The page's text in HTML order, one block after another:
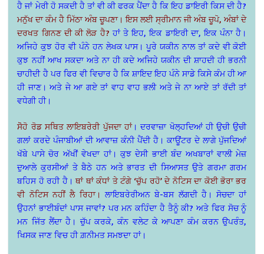
ਹੈ ਜਾਂ ਮੇਰੀ ਹੋ ਸਕਦੀ ਹੈ ਤਾਂ ਵੀ ਕੀ ਫਰਕ ਪੈਂਦਾ ਹੈ ਕਿ ਇਹ ਡਾਇਰੀ ਕਿਸ ਦੀ ਹੈ?
ਮਨੁੱਖ ਦਾ ਕੰਮ ਹੈ ਮਿੱਠਾ ਅੰਬ ਚੂਪਣਾ। ਇਸ ਲਈ ਸ੍ਰੀਮਾਨ ਜੀ ਅੰਬ ਚੂਪੋ, ਅੰਬਾਂ ਦੇ
ਦਰਖਤ ਗਿਨਣ ਦੀ ਕੀ ਲੋੜ ਹੈ? ਹਾਂ ਤੇ ਇਹ, ਇਕ ਡਾਇਰੀ ਦਾ, ਇਕ ਪੰਨਾ ਹੈ।
ਅਜਿਹੇ ਕੁਝ ਹੋਰ ਵੀ ਪੰਨੇ ਹਨ ਲੇਖਕ ਪਾਸ। ਪੂਰੇ ਯਕੀਨ ਨਾਲ ਤਾਂ ਕਦੇ ਵੀ ਕੋਈ
ਕੁਝ ਨਹੀਂ ਆਖ ਸਕਦਾ ਅਤੇ ਨਾ ਹੀ ਕਦੇ ਅਜਿਹੇ ਯਕੀਨ ਦੀ ਸ਼ਾਹਦੀ ਹੀ ਭਰਨੀ
ਚਾਹੀਦੀ ਹੈ ਪਰ ਫਿਰ ਵੀ ਵਿਚਾਰ ਹੈ ਕਿ ਸ਼ਾਇਦ ਇਹ ਪੰਨੇ ਸਾਡੇ ਕਿਸੇ ਕੰਮ ਹੀ ਆ
ਹੀ ਜਾਣ। ਅਤੇ ਜੇ ਆ ਗਏ ਤਾਂ ਵਾਹ ਵਾਹ ਭਲੀ ਅਤੇ ਜੇ ਨਾ ਆਏ ਤਾਂ ਰੱਦੀ ਤਾਂ
ਵਧੇਗੀ ਹੀ।
ਸੋੋਹੋ ਰੋਡ ਸਥਿਤ ਲਾਇਬਰੇਰੀ ਪੁੱਜਦਾ ਹਾਂ। ਦਰਵਾਜ਼ਾ ਖੋਲ੍ਹਦਿਆਂ ਹੀ ਉਚੀ ਉਚੀ
ਗਲਾਂ ਕਰਦੇ ਪੰਜਾਬੀਆਂ ਦੀ ਆਵਾਜ਼ ਕੰਨੀ ਪੈਂਦੀ ਹੈ। ਕਾਊਂਟਰ ਦੇ ਲਾਗੇ ਪੁੱਜਦਿਆਂ
ਖੱਬੇ ਪਾਸੇ ਚੋਰ ਅੱਖੀਂ ਵੇਖਦਾ ਹਾਂ। ਕੁਝ ਦੇਸੀ ਭਾਈ ਬੰਦ ਅਖਬਾਰਾਂ ਵਾਲੀ ਮੇਜ਼
ਦੁਆਲੇ ਕੁਰਸੀਆਂ ਤੇ ਬੈਠੇ ਹਨ ਅਤੇ ਭਾਰਤ ਦੀ ਸਿਆਸਤ ਉਤੇ ਗਰਮਾ ਗਰਮ
ਬਹਿਸ ਹੋ ਰਹੀ ਹੈ।ਥਾਂ ਥਾਂ ਕੰਧਾਂ ਤੇ ਟੰਗੇ ‘ਚੁੱਪ ਰਹੋ’ ਦੇ ਨੋਟਿਸ ਦਾ ਕੋਈ ਭੋਰਾ ਭਰ
ਵੀ ਨੋਟਿਸ ਨਹੀਂ ਲੈ ਰਿਹਾ। ਲਾਇਬਰੇਰੀਅਨ ਬੇ-ਬਸ ਲੱਗਦੀ ਹੈ। ਸੋਚਦਾ ਹਾਂ
ਉਹਨਾਂ ਭਾਈਬੰਦਾਂ ਪਾਸ ਜਾਵਾਂ? ਪਰ ਮਨ ਕਹਿੰਦਾ ਹੈ ਤੈਨੂੰ ਕੀ? ਅਤੇ ਫਿਰ ਸੋਚ ਨੂੰ
ਮਨ ਜਿੱਤ ਲੈਂਦਾ ਹੈ। ਚੁੱਪ ਕਰਕੇ, ਕੰਨ ਵਲੇਟਕੇ ਆਪਣਾ ਕੰਮ ਕਰਨ ਉਪਰੰਤ,
ਖਿਸਕ ਜਾਣ ਵਿਚ ਹੀ ਗ਼ਨੀਮਤ ਸਮਝਦਾ ਹਾਂ।